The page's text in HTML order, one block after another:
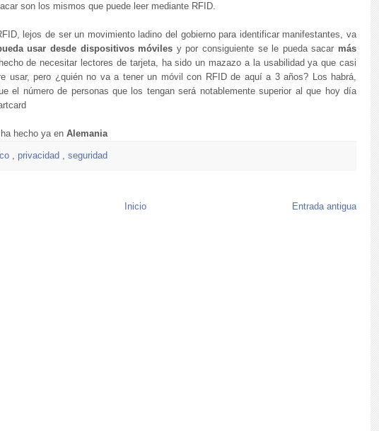
son los mismos que puede leer mediante RFID.
lejos de ser un movimiento ladino del gobierno para identificar manifestantes, va
usar desde dispositivos móviles y por consiguiente se le pueda sacar más
de necesitar lectores de tarjeta, ha sido un mazazo a la usabilidad ya que casi
usar, pero ¿quién no va a tener un móvil con RFID de aquí a 3 años? Los habrá,
el número de personas que los tengan será notablemente superior al que hoy día
hecho ya en Alemania
, privacidad , seguridad
Entrada antigua
Inicio